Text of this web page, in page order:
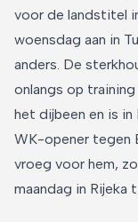
voor de landstitel
woensdag aan in
anders. De
onlangs op
het dijbeen en is
WK-opener tegen
vroeg voor hem,
maandag in Rijeka